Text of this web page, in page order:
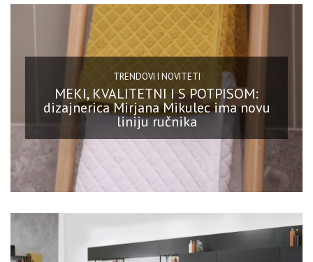
TRENDOVI I NOVITETI
MEKI, KVALITETNI I S POTPISOM:
dizajnerica Mirjana Mikulec ima novu
liniju ručnika